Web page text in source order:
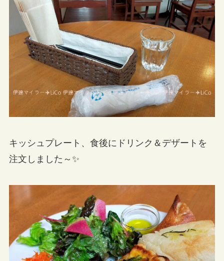
キッシュプレート、食後にドリンク＆デザートを
注文しました～✨